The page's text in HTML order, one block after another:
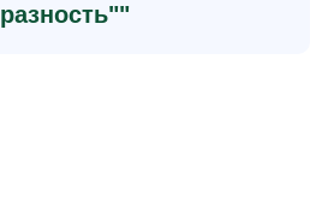
разность""